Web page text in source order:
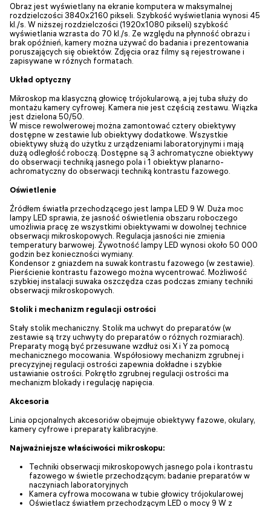
Obraz jest wyświetlany na ekranie komputera w maksymalnej
rozdzielczości 3840x2160 pikseli. Szybkość wyświetlania wynosi 45
kl./s. W niższej rozdzielczości (1920x1080 pikseli) szybkość
wyświetlania wzrasta do 70 kl./s. Ze względu na płynność obrazu i
brak opóźnień, kamery można używać do badania i prezentowania
poruszających się obiektów. Zdjęcia oraz filmy są rejestrowane i
zapisywane w różnych formatach.
Układ optyczny
Mikroskop ma klasyczną głowicę trójokularową, a jej tuba służy do
montażu kamery cyfrowej. Kamera nie jest częścią zestawu. Wiązka
jest dzielona 50/50.
W misce rewolwerowej można zamontować cztery obiektywy
dostępne w zestawie lub obiektywy dodatkowe. Wszystkie
obiektywy służą do użytku z urządzeniami laboratoryjnymi i mają
dużą odległość roboczą. Dostępne są 3 achromatyczne obiektywy
do obserwacji techniką jasnego pola i 1 obiektyw planarno-
achromatyczny do obserwacji techniką kontrastu fazowego.
Oświetlenie
Źródłem światła przechodzącego jest lampa LED 9 W. Duża moc
lampy LED sprawia, że jasność oświetlenia obszaru roboczego
umożliwia pracę ze wszystkimi obiektywami w dowolnej technice
obserwacji mikroskopowych. Regulacja jasności nie zmienia
temperatury barwowej. Żywotność lampy LED wynosi około 50 000
godzin bez konieczności wymiany.
Kondensor z gniazdem na suwak kontrastu fazowego (w zestawie).
Pierścienie kontrastu fazowego można wycentrować. Możliwość
szybkiej instalacji suwaka oszczędza czas podczas zmiany techniki
obserwacji mikroskopowych.
Stolik i mechanizm regulacji ostrości
Stały stolik mechaniczny. Stolik ma uchwyt do preparatów (w
zestawie są trzy uchwyty do preparatów o różnych rozmiarach).
Preparaty mogą być przesuwane wzdłuż osi X i Y za pomocą
mechanicznego mocowania. Współosiowy mechanizm zgrubnej i
precyzyjnej regulacji ostrości zapewnia dokładne i szybkie
ustawianie ostrości. Pokrętło zgrubnej regulacji ostrości ma
mechanizm blokady i regulację napięcia.
Akcesoria
Linia opcjonalnych akcesoriów obejmuje obiektywy fazowe, okulary,
kamery cyfrowe i preparaty kalibracyjne.
Najważniejsze właściwości mikroskopu:
Techniki obserwacji mikroskopowych jasnego pola i kontrastu
fazowego w świetle przechodzącym; badanie preparatów w
naczyniach laboratoryjnych
Kamera cyfrowa mocowana w tubie głowicy trójokularowej
Oświetlacz światłem przechodzącym LED o mocy 9 W z